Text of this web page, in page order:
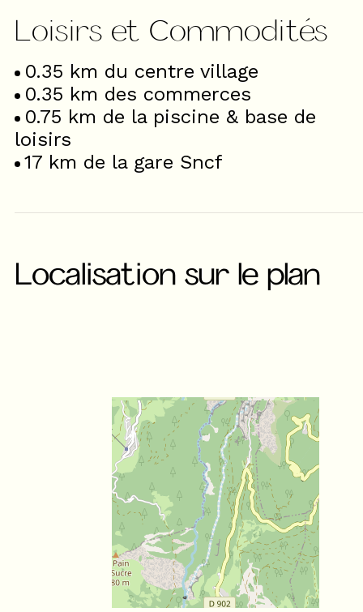
Loisirs et Commodités
0.35 km du centre village
0.35 km des commerces
0.75 km de la piscine & base de
loisirs
17 km de la gare Sncf
Localisation sur le plan